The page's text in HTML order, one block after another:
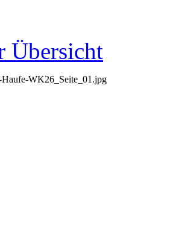
Übersicht